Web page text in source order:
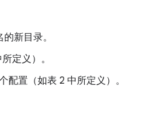
新目录。
定义）。
置（如表 2 中所定义）。